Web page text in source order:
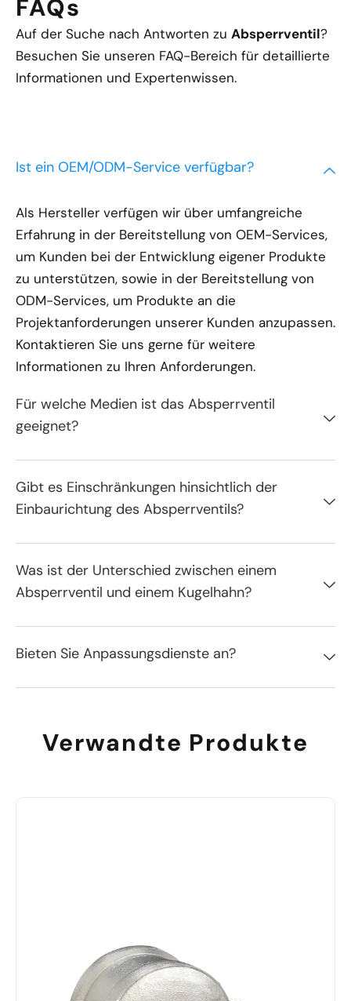
FAQs
Auf der Suche nach Antworten zu Absperrventil?
Besuchen Sie unseren FAQ-Bereich für detaillierte
Informationen und Expertenwissen.
Ist ein OEM/ODM-Service verfügbar?
Als Hersteller verfügen wir über umfangreiche
Erfahrung in der Bereitstellung von OEM-Services,
um Kunden bei der Entwicklung eigener Produkte
zu unterstützen, sowie in der Bereitstellung von
ODM-Services, um Produkte an die
Projektanforderungen unserer Kunden anzupassen.
Kontaktieren Sie uns gerne für weitere
Informationen zu Ihren Anforderungen.
Für welche Medien ist das Absperrventil
geeignet?
Gibt es Einschränkungen hinsichtlich der
Einbaurichtung des Absperrventils?
Was ist der Unterschied zwischen einem
Absperrventil und einem Kugelhahn?
Bieten Sie Anpassungsdienste an?
Verwandte Produkte